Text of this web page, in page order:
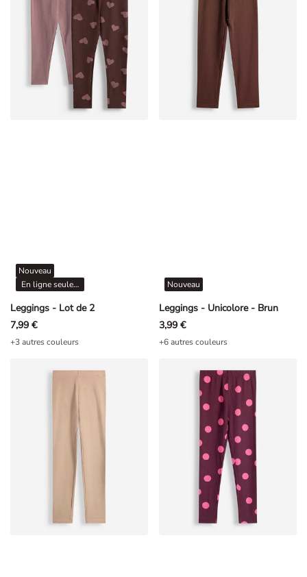
Leggings - Lot de 2
Nouveau
En ligne seulement
7,99 €
+3 autres couleurs
Leggings - Unicolore - Brun
Nouveau
3,99 €
+6 autres couleurs